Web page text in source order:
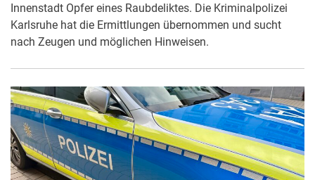
Innenstadt Opfer eines Raubdeliktes. Die Kriminalpolizei
Karlsruhe hat die Ermittlungen übernommen und sucht
nach Zeugen und möglichen Hinweisen.